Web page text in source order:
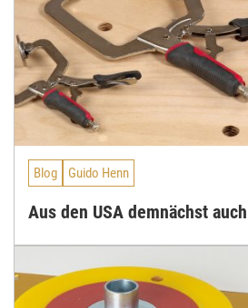
Blog Guido Henn
Aus den USA demnächst